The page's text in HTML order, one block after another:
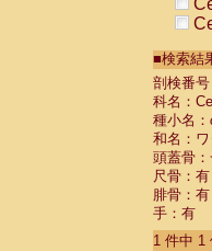
■検索結
剖検番
科名：
種小名：
和名：
頭蓋骨
尺骨：有
腓骨：有
手：有
1 件中 1